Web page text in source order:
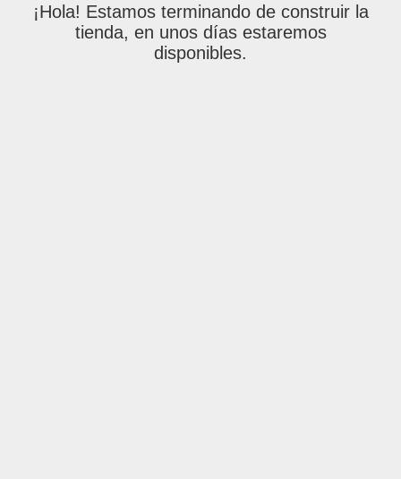
¡Hola! Estamos terminando de construir la
tienda, en unos días estaremos
disponibles.